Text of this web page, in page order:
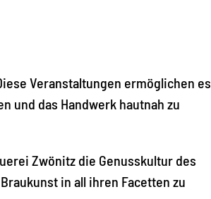
Veranstaltungen ermöglichen es
und das Handwerk hautnah zu
Zwönitz die Genusskultur des
in all ihren Facetten zu